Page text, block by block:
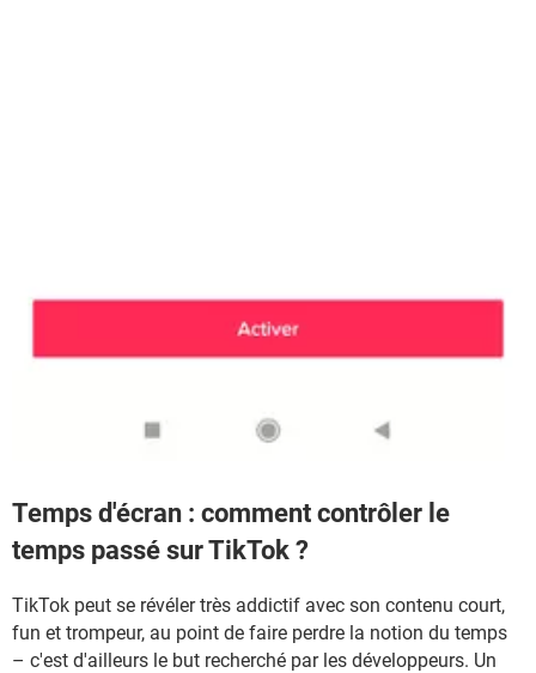
Temps d'écran : comment contrôler le
temps passé sur TikTok ?
TikTok peut se révéler très addictif avec son contenu court,
fun et trompeur, au point de faire perdre la notion du temps
– c'est d'ailleurs le but recherché par les développeurs. Un